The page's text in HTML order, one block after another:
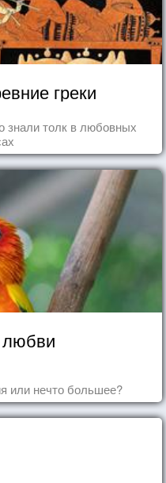
греки
знали толк в любовных
или нечто большее?